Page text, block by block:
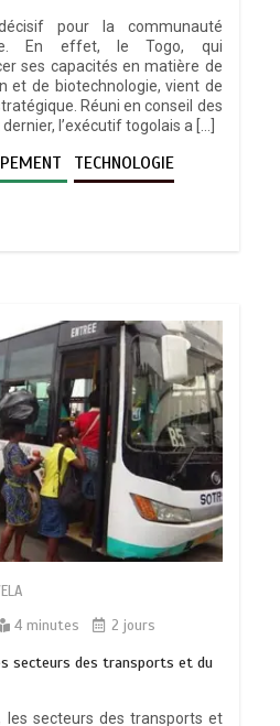
pour la communauté
En effet, le Togo, qui
ses capacités en matière de
et de biotechnologie, vient de
Réuni en conseil des
l’exécutif togolais a […]
TECHNOLOGIE
4 minutes 2 jours
secteurs des transports et du
secteurs des transports et